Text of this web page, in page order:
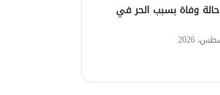
11900 حالة وفاة بسبب الحر في